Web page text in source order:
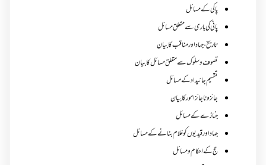
پاکی کے مسائل
پانی کی باری سے متعلق مسائل
تاریخ،جہاد اور مناقب کا بیان
تصوف و سلوک سے متعلق مسائل کا بیان
تقسیم جائیداد کے مسائل
جائز و ناجائزامور کا بیان
جنازے کےمسائل
جہاد اور قیدیوں کو غلام بنانے کے مسائل
حج کے احکام ومسائل